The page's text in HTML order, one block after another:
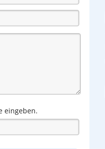
eingeben.